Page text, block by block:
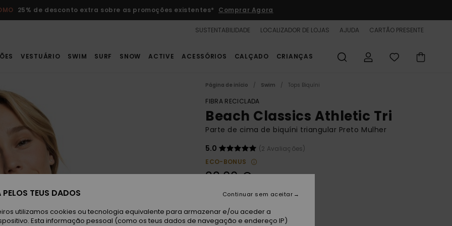
25% de desconto extra sobre as promoções existentes* Comprar Agora
SUSTENTABILIDADE LOCALIZADOR DE LOJAS AJUDA CARTÃO PRESENTE
VESTUÁRIO SWIM SURF SNOW ACTIVE ACESSÓRIOS CALÇADO CRIANÇAS
Página de início Swim Tops Biquíni
FIBRA RECICLADA
Beach Classics Athletic Tri
Parte de cima de biquíni triangular Preto Mulher
5.0
(2 Avaliações)
ECO-BONUS
33,00 €
Anthracite
TEUS DADOS
utilizamos cookies ou tecnologia equivalente para armazenar e/ou aceder a
Esta informação pessoal (como os teus dados de navegação e endereço IP)
Continuar sem aceitar